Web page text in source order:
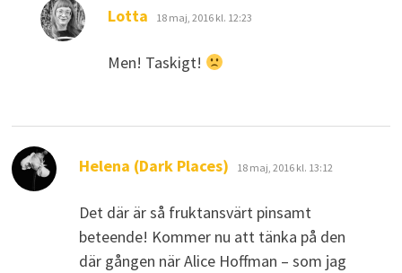
Lotta skriver:
18 maj, 2016 kl. 12:23
Men! Taskigt!
Helena (Dark Places) skriver:
18 maj, 2016 kl. 13:12
Det där är så fruktansvärt pinsamt
beteende! Kommer nu att tänka på den
där gången när Alice Hoffman – som jag